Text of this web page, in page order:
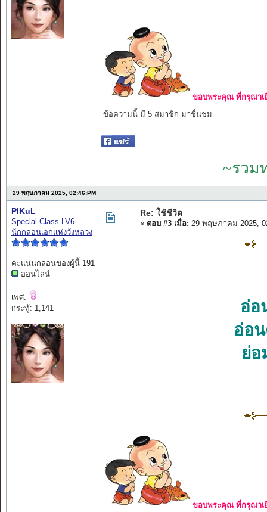
ขอบพระคุณ ที่กรุณาเ
ข้อความนี้ มี 5 สมาชิก มาชื่นชม
~รวม
29 พฤษภาคม 2025, 02:46:PM
PIKuL
Special Class LV6
นักกลอนเอกแห่งวังหลวง
คะแนนกลอนของผู้นี้ 191
ออนไลน์
เพศ:
กระทู้: 1,141
Re: ใช้ชีวิต
« ตอบ #3 เมื่อ: 29 พฤษภาคม 2025,
อ่อ
อ่อ
ย่อ
ขอบพระคุณ ที่กรุณาเ